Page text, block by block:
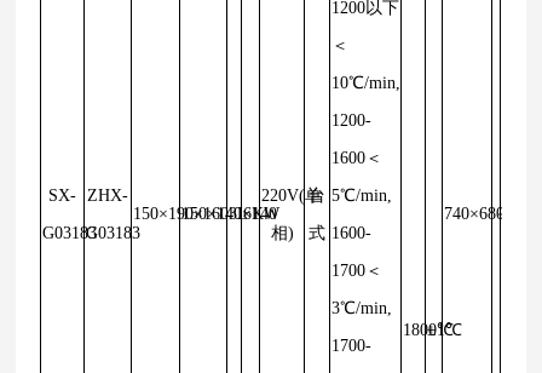
SX-
G03183
ZHX-
G03183
150×190×160150×140×140
3L6KW
220V(单
相)
台
式
1200以下
＜
10℃/min,
1200-
1600＜
5℃/min,
1600-
1700＜
3℃/min,
1700-
1800℃
±1℃
－